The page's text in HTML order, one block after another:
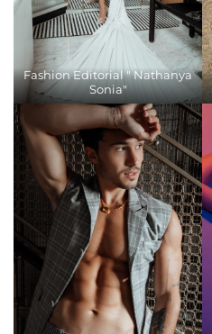
Fashion Editorial " Nathanya
Sonia"